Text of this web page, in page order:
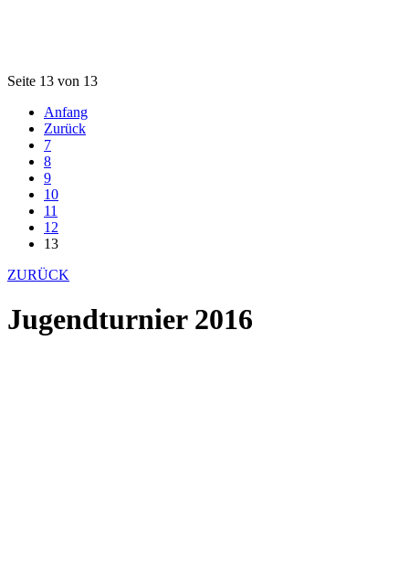
Seite 13 von 13
Anfang
Zurück
7
8
9
10
11
12
13
ZURÜCK
Jugendturnier 2016